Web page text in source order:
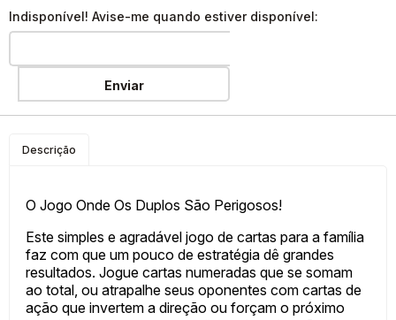
Indisponível! Avise-me quando estiver disponível:
Enviar
Descrição
O Jogo Onde Os Duplos São Perigosos!
Este simples e agradável jogo de cartas para a família
faz com que um pouco de estratégia dê grandes
resultados. Jogue cartas numeradas que se somam
ao total, ou atrapalhe seus oponentes com cartas de
ação que invertem a direção ou forçam o próximo